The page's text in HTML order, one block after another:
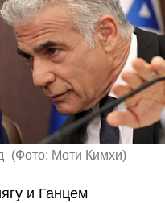
(Фото: Моти Кимхи)
и Ганцем